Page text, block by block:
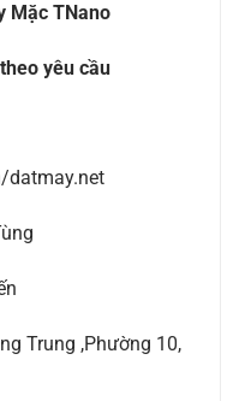
Mặc TNano
yêu cầu
datmay.net
Trung ,Phường 10,